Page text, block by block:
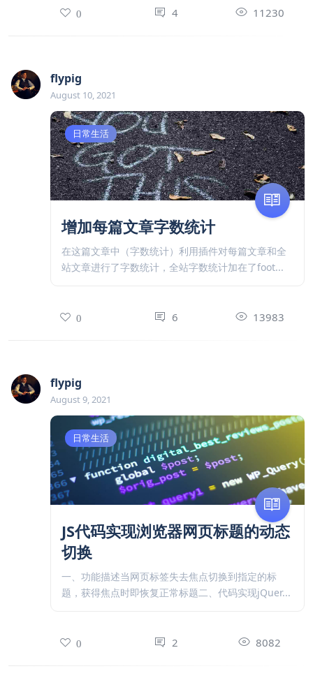
0 4 11230
flypig
August 10, 2021
日常生活
增加每篇文章字数统计
在这篇文章中（字数统计）利用插件对每篇文章和全
站文章进行了字数统计，全站字数统计加在了foot...
0 6 13983
flypig
August 9, 2021
日常生活
JS代码实现浏览器网页标题的动态
切换
一、功能描述当网页标签失去焦点切换到指定的标
题，获得焦点时即恢复正常标题二、代码实现jQuer...
0 2 8082